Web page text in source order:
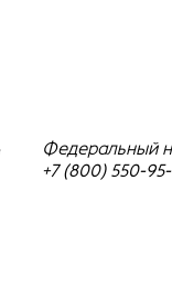
Федеральный
+7 (800) 550-